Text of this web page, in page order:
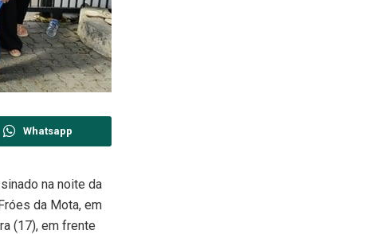
Whatsapp
na noite da
da Mota, em
(17), em frente